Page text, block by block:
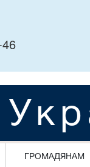
ГРОМАДЯНАМ